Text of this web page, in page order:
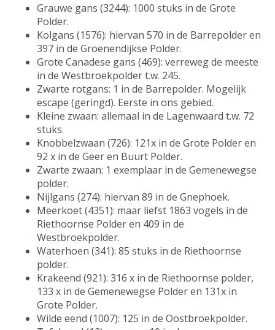
Grauwe gans (3244): 1000 stuks in de Grote
Polder.
Kolgans (1576): hiervan 570 in de Barrepolder en
397 in de Groenendijkse Polder.
Grote Canadese gans (469): verreweg de meeste
in de Westbroekpolder t.w. 245.
Zwarte rotgans: 1 in de Barrepolder. Mogelijk
escape (geringd). Eerste in ons gebied.
Kleine zwaan: allemaal in de Lagenwaard t.w. 72
stuks.
Knobbelzwaan (726): 121x in de Grote Polder en
92 x in de Geer en Buurt Polder.
Zwarte zwaan: 1 exemplaar in de Gemenewegse
polder.
Nijlgans (274): hiervan 89 in de Gnephoek.
Meerkoet (4351): maar liefst 1863 vogels in de
Riethoornse Polder en 409 in de
Westbroekpolder.
Waterhoen (341): 85 stuks in de Riethoornse
polder.
Krakeend (921): 316 x in de Riethoornse polder,
133 x in de Gemenewegse Polder en 131x in
Grote Polder.
Wilde eend (1007): 125 in de Oostbroekpolder.